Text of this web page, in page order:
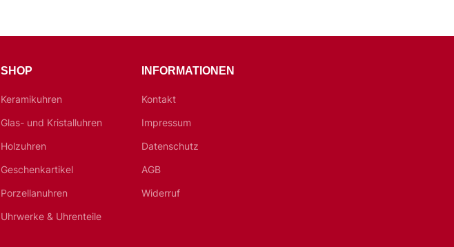
SHOP
Keramikuhren
Glas- und Kristalluhren
Holzuhren
Geschenkartikel
Porzellanuhren
Uhrwerke & Uhrenteile
INFORMATIONEN
Kontakt
Impressum
Datenschutz
AGB
Widerruf